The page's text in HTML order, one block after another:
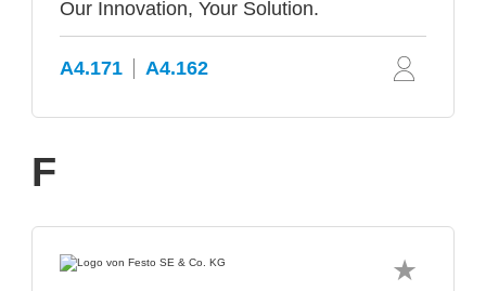
Our Innovation, Your Solution.
A4.171 A4.162
F